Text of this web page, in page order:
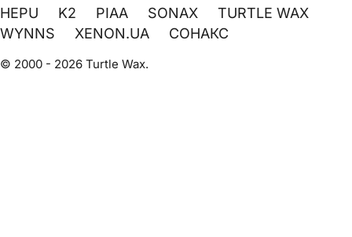
HEPU K2 PIAA SONAX
TURTLE WAX
WYNNS
XENON.UA СОНАКС
© 2000 - 2026 Turtle Wax.